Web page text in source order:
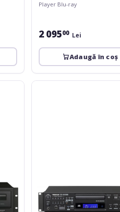
Player Blu-ray
2 09500 Lei
Adaugă în coș
Tascam